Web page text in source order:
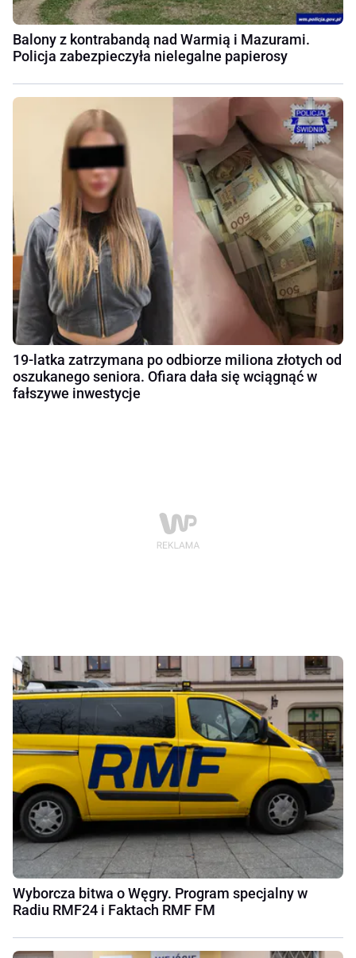
Balony z kontrabandą nad Warmią i Mazurami.
Policja zabezpieczyła nielegalne papierosy
19-latka zatrzymana po odbiorze miliona złotych od
oszukanego seniora. Ofiara dała się wciągnąć w
fałszywe inwestycje
Wyborcza bitwa o Węgry. Program specjalny w
Radiu RMF24 i Faktach RMF FM